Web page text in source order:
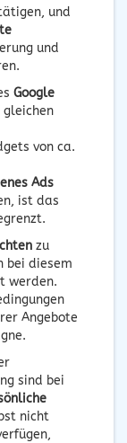
und
und
Google
von ca.
Ads
ist das
zu
bei diesem
werden.
Angebote
sind bei
nicht